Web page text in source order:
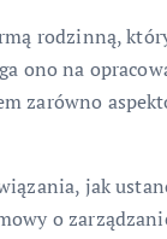
rodzinną,
ono na
zarówno
jak
o